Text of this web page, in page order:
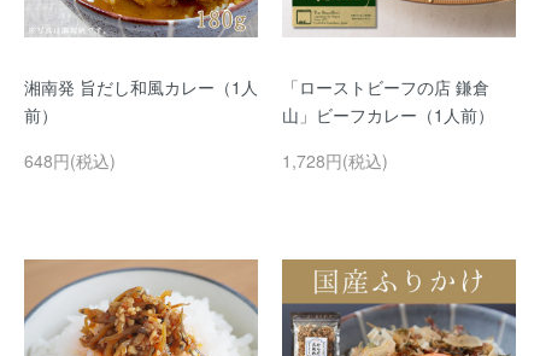
湘南発 旨だし和風カレー（1人
前）
648円(税込)
「ローストビーフの店 鎌倉
山」ビーフカレー（1人前）
1,728円(税込)